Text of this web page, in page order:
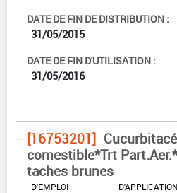
DATE DE FIN DE DISTRIBUTION :
31/05/2015
DATE DE FIN D'UTILISATION :
31/05/2016
[16753201]
comestible*Trt
taches brunes
DOSE MAX
D'EMPLOI
D'APPLICATION